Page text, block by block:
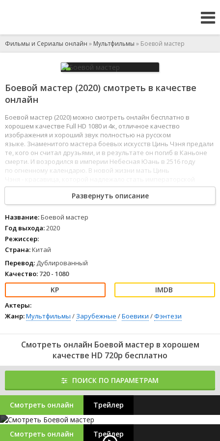
Фильмы и Сериалы онлайн » Мультфильмы » Боевой мастер
Боевой мастер (2020) смотреть в качестве
онлайн
Боевой мастер (2020) можно смотреть онлайн бесплатно в
хорошем качестве Full HD 1080 и 4к, отличное качество
изображения и хороший звук полностью на русском
языке. Знаменитого мастера боевых искусств Цинь Чэня предали
те, кого он считал друзьями, и в результате он погиб в Каньоне
смерти. И возродился в империи Небесная Юань в 2516 году
по огненному календарю. В новой жизни мать Цинь
наложницей, но, покинув дом, она отправилась в странствие,
из которого вернулась уже с ребёнком. Чтобы избежать позора,
её отец настоял на необходимости породниться с династией
Цинь. Так маленький Чэнь с матерью оказались во враждебно
к ним настроенном дворце.
1 23 45 678
Развернуть описание
Название:Боевой мастер
Год выхода:2020
Режиссер:
Страна:Китай
Перевод: Дублированный
Качество: 720 - 1080
Актеры:
Жанр:Мультфильмы / Зарубежные /Боевики /Фэнтези
Смотреть онлайн Боевой мастер в хорошем
качестве HD 720p бесплатно
ПОИСК ПО ПАРАМЕТРАМ
Смотреть онлайн Трейлер
Смотреть онлайн Трейлер